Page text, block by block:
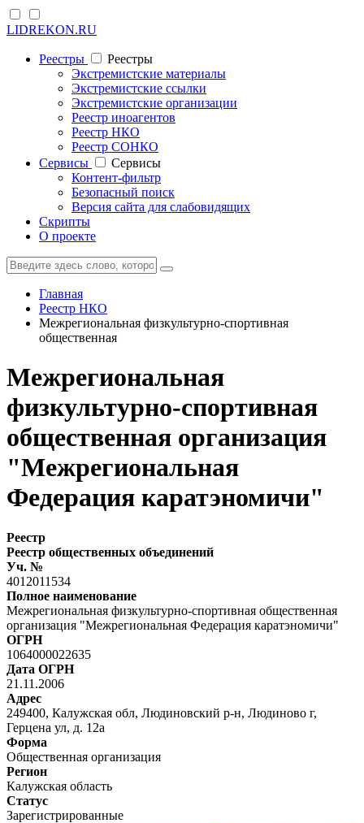
LIDREKON.RU
Реестры
Реестры
Экстремистские материалы
Экстремистские ссылки
Экстремистские организации
Реестр иноагентов
Реестр НКО
Реестр СОНКО
Cервисы
Cервисы
Контент-фильтр
Безопасный поиск
Версия сайта для слабовидящих
Скрипты
О проекте
Главная
Реестр НКО
Межрегиональная физкультурно-спортивная
общественная
Межрегиональная
физкультурно-спортивная
общественная организация
"Межрегиональная
Федерация каратэномичи"
Реестр
Реестр общественных объединений
Уч. №
4012011534
Полное наименование
Межрегиональная физкультурно-спортивная общественная
организация "Межрегиональная Федерация каратэномичи"
ОГРН
1064000022635
Дата ОГРН
21.11.2006
Адрес
249400, Калужская обл, Людиновский р-н, Людиново г,
Герцена ул, д. 12а
Форма
Общественная организация
Регион
Калужская область
Статус
Зарегистрированные